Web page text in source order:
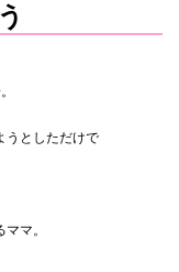
うとしただけで
マ。